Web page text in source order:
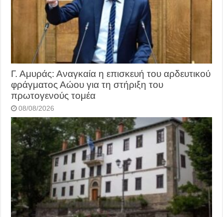
Γ. Αμυράς: Αναγκαία η επισκευή του αρδευτικού
φράγματος Αώου για τη στήριξη του
πρωτογενούς τομέα
08/08/2026